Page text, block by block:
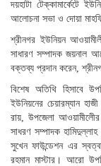
দয়হাটা টেক্কামার্কেটে
আলোচনা সভা ও দোয়া
শ্রীনগর ইউনিয়ন
সাধারণ সম্পাদক জয়নাল
বক্তব্য প্রদান করেন,
বিশেষ অতিথি হিসাবে
ইউনিয়নের চেয়ারম্যান
রায়, উপজেলা
সাধরণ সম্পাদক
সুখেন ফাউন্ডেশন এর
রহমান মাস্টার। আরো